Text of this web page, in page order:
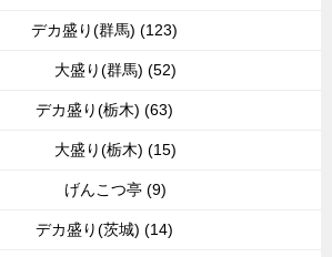
デカ盛り(群馬) (123)
大盛り(群馬) (52)
デカ盛り(栃木) (63)
大盛り(栃木) (15)
げんこつ亭 (9)
デカ盛り(茨城) (14)